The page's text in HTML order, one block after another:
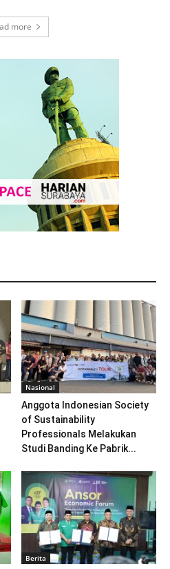
more
Nasional
Anggota Indonesian Society
of Sustainability
Professionals Melakukan
Studi Banding Ke Pabrik...
Berita